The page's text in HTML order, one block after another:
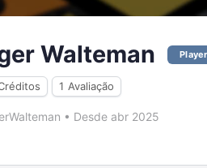
Walteman Player
1 Avaliação
• Desde abr 2025